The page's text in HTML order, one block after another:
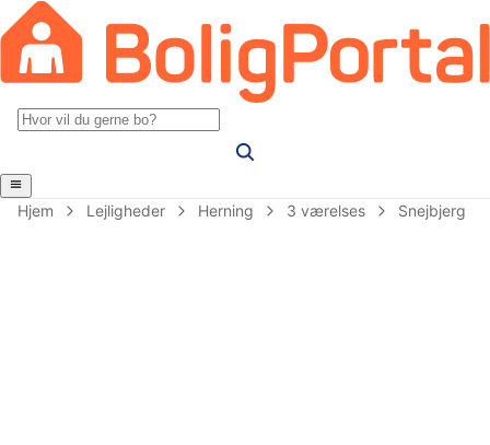
Hjem Lejligheder Herning 3 værelses Snejbjerg